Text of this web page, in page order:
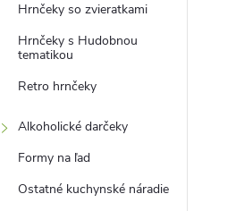
Hrnčeky so zvieratkami
Hrnčeky s Hudobnou
tematikou
Retro hrnčeky
Alkoholické darčeky
Formy na ľad
Ostatné kuchynské náradie